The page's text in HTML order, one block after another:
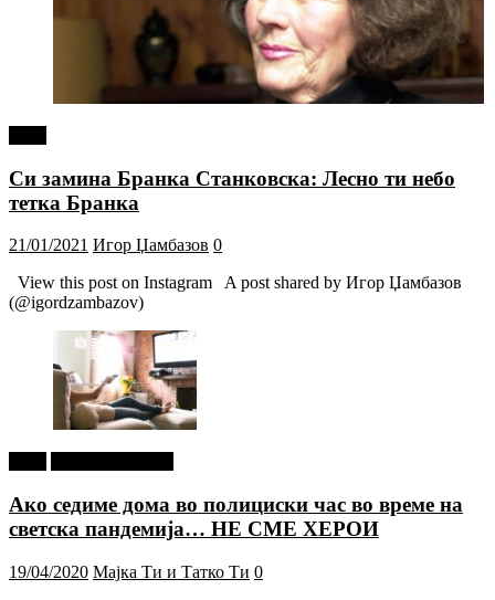
Си замина Бранка Станковска: Лесно ти небо
тетка Бранка
21/01/2021 Игор Џамбазов 0
View this post on Instagram A post shared by Игор Џамбазов
(@igordzambazov)
Ако седиме дома во полициски час во време на
светска пандемија… НЕ СМЕ ХЕРОИ
19/04/2020 Мајка Ти и Татко Ти 0